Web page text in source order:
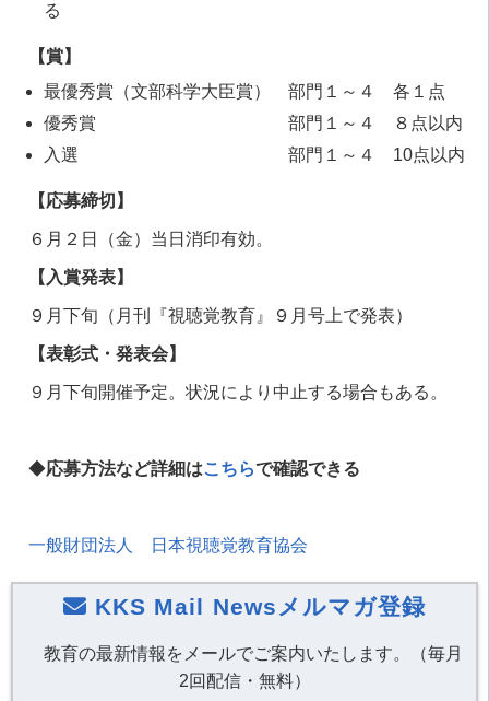
る
【賞】
最優秀賞（文部科学大臣賞） 部門１～４ 各１点
優秀賞 部門１～４ ８点以内
入選 部門１～４ 10点以内
【応募締切】
６月２日（金）当日消印有効。
【入賞発表】
９月下旬（月刊『視聴覚教育』９月号上で発表）
【表彰式・発表会】
９月下旬開催予定。状況により中止する場合もある。
◆応募方法など詳細はこちらで確認できる
一般財団法人 日本視聴覚教育協会
KKS Mail Newsメルマガ登録
教育の最新情報をメールでご案内いたします。（毎月
2回配信・無料）